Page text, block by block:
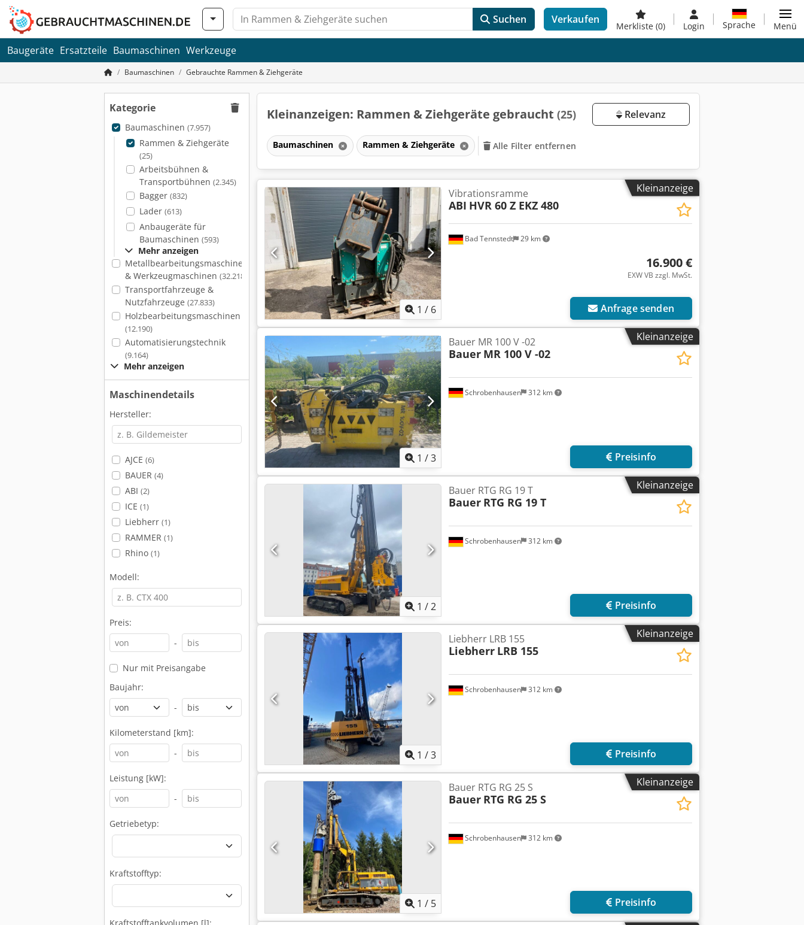
Suchen Verkaufen
Merkliste (0) Login Sprache Menü
Baugeräte Ersatzteile Baumaschinen Werkzeuge
Baumaschinen Gebrauchte Rammen & Ziehgeräte
Kategorie
Baumaschinen (7.957)
Rammen & Ziehgeräte
(25)
Arbeitsbühnen &
Transportbühnen (2.345)
Bagger (832)
Lader (613)
Anbaugeräte für
Baumaschinen (593)
Mehr anzeigen
Metallbearbeitungsmaschinen
& Werkzeugmaschinen (32.218)
Transportfahrzeuge &
Nutzfahrzeuge (27.833)
Holzbearbeitungsmaschinen
(12.190)
Automatisierungstechnik
(9.164)
Mehr anzeigen
Maschinendetails
Hersteller:
AJCE (6)
BAUER (4)
ABI (2)
ICE (1)
Liebherr (1)
RAMMER (1)
Rhino (1)
Modell:
Preis:
-
Nur mit Preisangabe
Baujahr:
-
Kilometerstand [km]:
-
Leistung [kW]:
-
Getriebetyp:
Kraftstofftyp:
Kleinanzeigen: Rammen & Ziehgeräte gebraucht (25) Relevanz
Baumaschinen Rammen & Ziehgeräte Alle Filter entfernen
Kleinanzeige
1 / 6
Bad Tennstedt 29 km
Vibrationsramme
ABI HVR 60 Z EKZ 480
16.900 €
EXW VB zzgl. MwSt.
Anfrage senden
Kleinanzeige
1 /3
Schrobenhausen 312 km
Bauer MR 100 V -02
Bauer MR 100 V -02
Preisinfo
Kleinanzeige
1 /2
Schrobenhausen 312 km
Bauer RTG RG 19 T
Bauer RTG RG 19 T
Preisinfo
Kleinanzeige
1 /3
Schrobenhausen 312 km
Liebherr LRB 155
Liebherr LRB 155
Preisinfo
Kleinanzeige
1 / 5
Schrobenhausen 312 km
Bauer RTG RG 25 S
Bauer RTG RG 25 S
Preisinfo